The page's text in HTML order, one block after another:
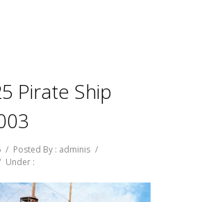
Pirate Ship
/ Posted By : adminis /
Under :